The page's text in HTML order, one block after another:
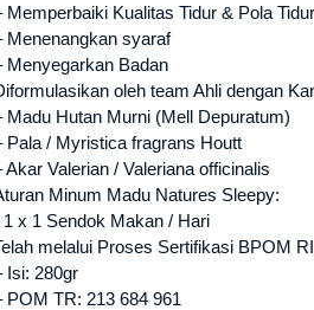
Memperbaiki Kualitas Tidur & Pola Tidur
Menenangkan syaraf
Menyegarkan Badan
oleh team Ahli dengan
Madu Hutan Murni (Mell Depuratum)
Pala / Myristica fragrans Houtt
Akar Valerian / Valeriana officinalis
Minum Madu Natures Sleepy:
1 x 1 Sendok Makan / Hari
melalui Proses Sertifikasi BPOM
Isi: 280gr
POM TR: 213 684 961